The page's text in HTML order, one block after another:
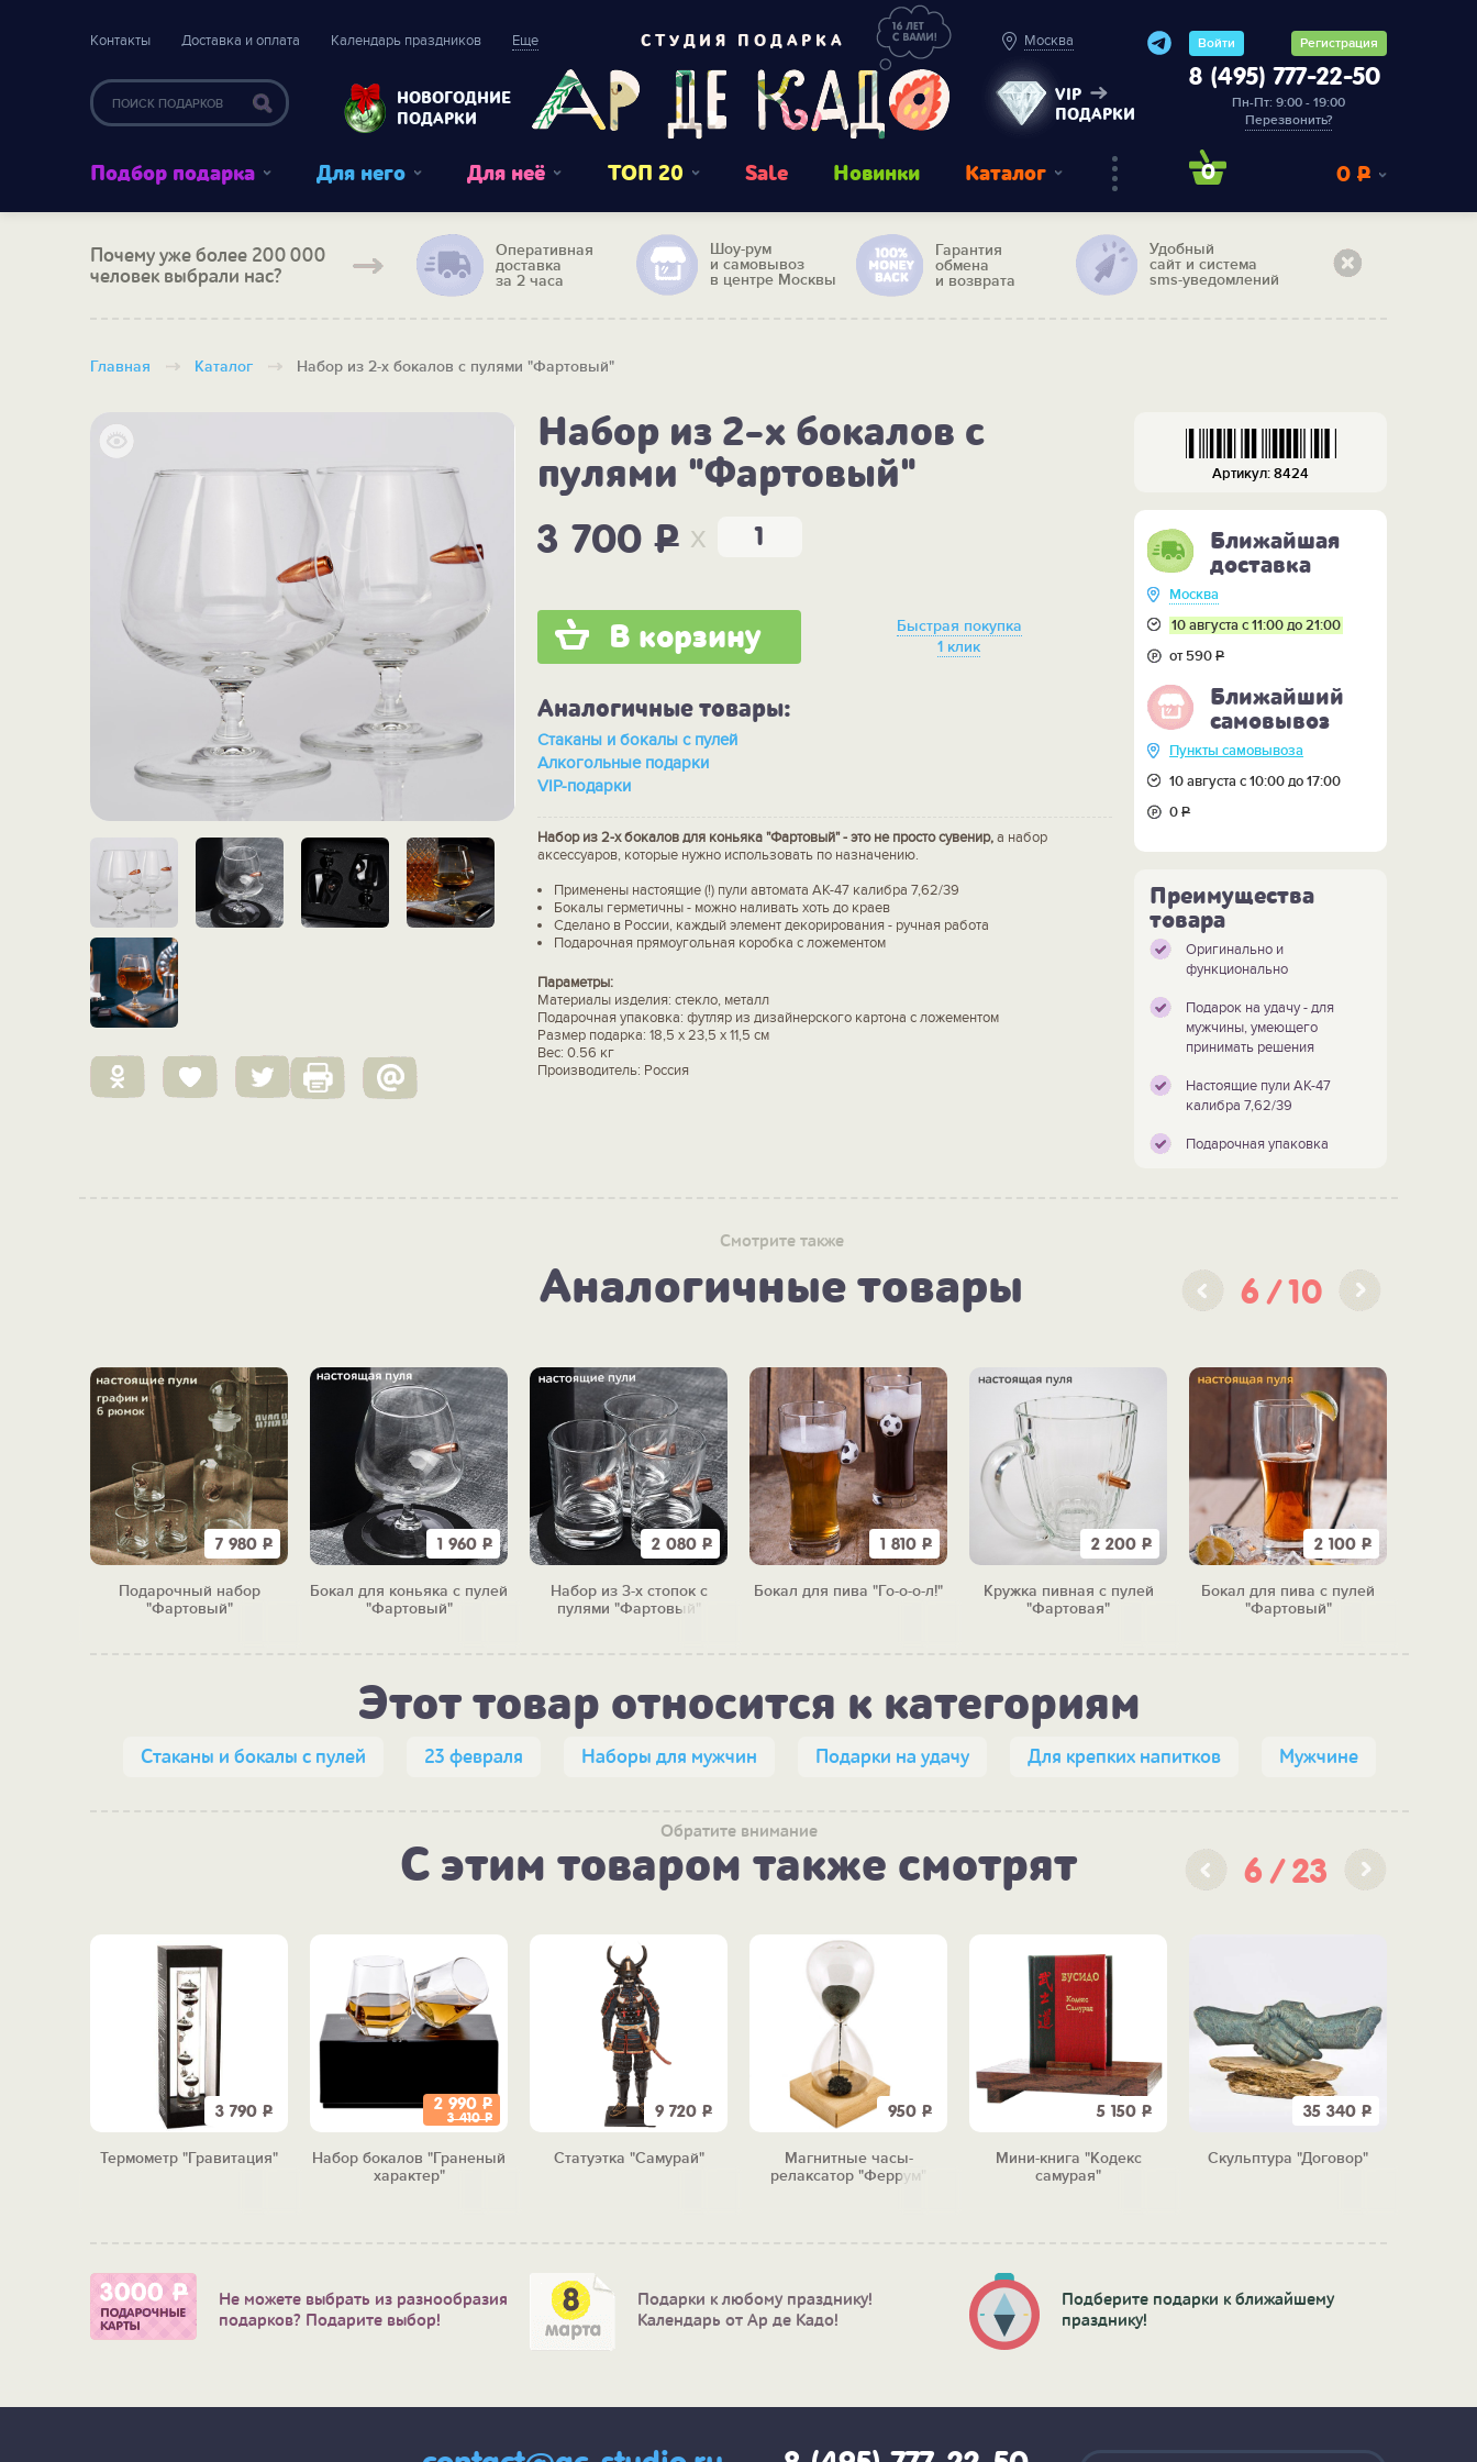
Контакты Доставка и оплата Календарь праздников Еще
НОВОГОДНИЕ
ПОДАРКИ
СТУДИЯ ПОДАРКА Москва
VIP
ПОДАРКИ
Войти Регистрация
8 (495) 777-22-50
Пн-Пт: 9:00 - 19:00
Перезвонить?
Подбор подарка Для него Для неё ТОП 20 Sale Новинки Каталог 0 0 Р
Почему уже более 200 000
человек выбрали нас?
Оперативная
доставка
за 2 часа
Шоу-рум
и самовывоз
в центре Москвы
Гарантия
обмена
и возврата
Удобный
сайт и система
sms-уведомлений
Главная Каталог Набор из 2-х бокалов с пулями "Фартовый"
Набор из 2-х бокалов с
пулями "Фартовый"
3 700P x
В корзину
Быстрая покупка
1 клик
Аналогичные товары:
Стаканы и бокалы с пулей
Алкогольные подарки
VIP-подарки
Набор из 2-х бокалов для коньяка "Фартовый" - это не просто сувенир,а набор
аксессуаров, которые нужно использовать по назначению.
Применены настоящие (!) пули автомата АК-47 калибра 7,62/39
Бокалы герметичны - можно наливать хоть до краев
Сделано в России, каждый элемент декорирования - ручная работа
Подарочная прямоугольная коробка с ложементом
Параметры:
Материалы изделия: стекло, металл
Подарочная упаковка: футляр из дизайнерского картона с ложементом
Размер подарка: 18,5 х 23,5 х 11,5 см
Вес: 0.56 кг
Производитель: Россия
Артикул: 8424
Ближайшая
доставка
Москва
10 августа с 11:00 до 21:00
от 590Р
Ближайший
самовывоз
Пункты самовывоза
10 августа с 10:00 до 17:00
0Р
Преимущества
товара
Оригинально и
функционально
Подарок на удачу - для
мужчины, умеющего
принимать решения
Настоящие пули АК-47
калибра 7,62/39
Подарочная упаковка
Смотрите также
Аналогичные товары 6 10
7 980 Р
Подарочный набор
"Фартовый"
1 960 Р
Бокал для коньяка с пулей
"Фартовый"
2 080 Р
Набор из 3-х стопок с
пулями "Фартовый"
1 810 Р
Бокал для пива "Го-о-о-л!"
2 200 Р
Кружка пивная с пулей
"Фартовая"
2 100 Р
Бокал для пива с пулей
"Фартовый"
Этот товар относится к категориям
Стаканы и бокалы с пулей 23 февраля Наборы для мужчин Подарки на удачу Для крепких напитков Мужчине
Обратите внимание
С этим товаром также смотрят 6 23
3 790 Р
Термометр "Гравитация"
2 990 Р
3 410Р
Набор бокалов "Граненый
характер"
9 720 Р
Статуэтка "Самурай"
950 Р
Магнитные часы-
релаксатор "Феррум"
5 150 Р
Мини-книга "Кодекс
самурая"
35 340 Р
Скульптура "Договор"
Не можете выбрать из разнообразия
подарков? Подарите выбор!
Подарки к любому празднику!
Календарь от Ар де Кадо!
Подберите подарки к ближайшему
празднику!